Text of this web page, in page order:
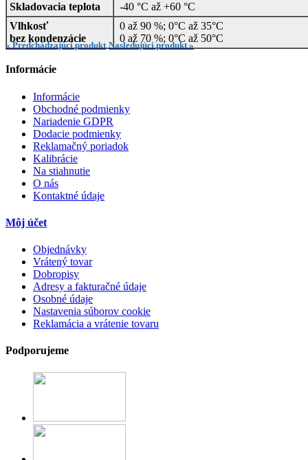
Skladovacia teplota
-40 °C až +60 °C
Vlhkosť
bez kondenzácie
0 až 90 %; 0°C až 35°C
0 až 70 %; 0°C až 50°C
« Predchádzajúci produkt Nasledujúci produkt »
Informácie
Informácie
Obchodné podmienky
Nariadenie GDPR
Dodacie podmienky
Reklamačný poriadok
Kalibrácie
Na stiahnutie
O nás
Kontaktné údaje
Môj účet
Objednávky
Vrátený tovar
Dobropisy
Adresy a fakturačné údaje
Osobné údaje
Nastavenia súborov cookie
Reklamácia a vrátenie tovaru
Podporujeme